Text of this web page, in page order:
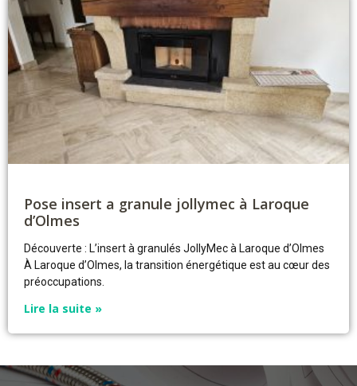
Pose insert a granule jollymec à Laroque
d’Olmes
Découverte : L’insert à granulés JollyMec à Laroque d’Olmes
À Laroque d’Olmes, la transition énergétique est au cœur des
préoccupations.
Lire la suite »